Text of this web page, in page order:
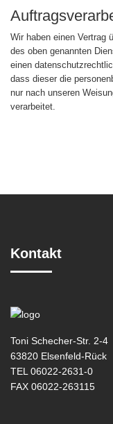
Wir haben einen Vertrag
des oben genannten
einen
dass dieser die
nur nach unseren
verarbeitet.
Kontakt
Toni Schecher-Str. 2-4
63820 Elsenfeld-Rück
TEL 06022-2631-0
FAX 06022-263115